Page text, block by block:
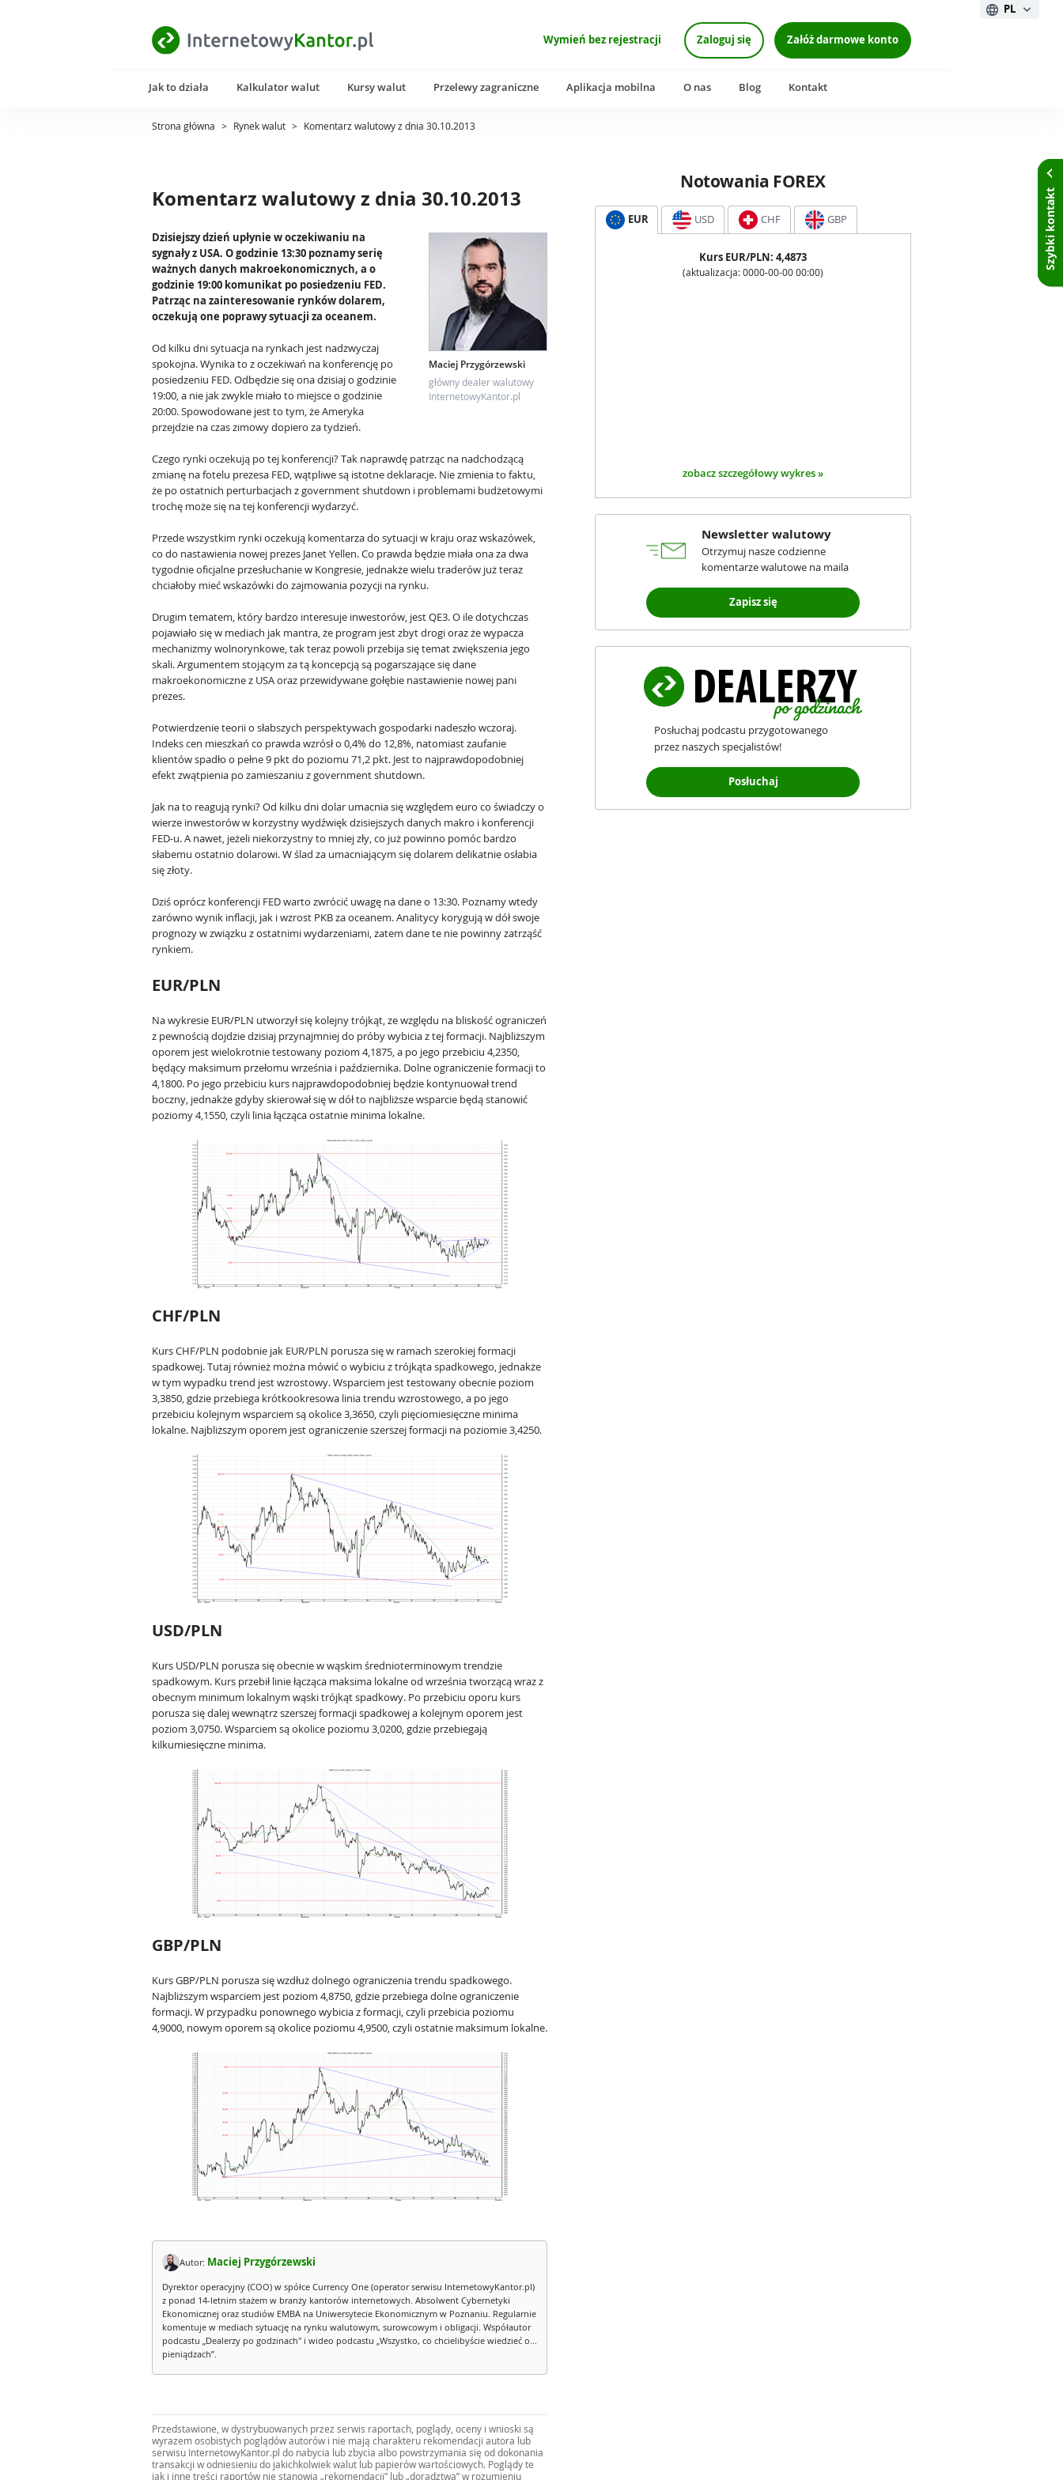
Wymień bez rejestracji Zaloguj się Załóż darmowe konto
PL
Jak to działa Kalkulator walut Kursy walut Przelewy zagraniczne Aplikacja mobilna O nas Blog Kontakt
Strona główna > Rynek walut > Komentarz walutowy z dnia 30.10.2013
Komentarz walutowy z dnia 30.10.2013
Maciej Przygórzewski
główny dealer walutowy
InternetowyKantor.pl
Dzisiejszy dzień upłynie w oczekiwaniu na
sygnały z USA. O godzinie 13:30 poznamy serię
ważnych danych makroekonomicznych, a o
godzinie 19:00 komunikat po posiedzeniu FED.
Patrząc na zainteresowanie rynków dolarem,
oczekują one poprawy sytuacji za oceanem.
Od kilku dni sytuacja na rynkach jest nadzwyczaj
spokojna. Wynika to z oczekiwań na konferencję po
posiedzeniu FED. Odbędzie się ona dzisiaj o godzinie
19:00, a nie jak zwykle miało to miejsce o godzinie
20:00. Spowodowane jest to tym, że Ameryka
przejdzie na czas zimowy dopiero za tydzień.
Czego rynki oczekują po tej konferencji? Tak naprawdę patrząc na nadchodzącą
zmianę na fotelu prezesa FED, wątpliwe są istotne deklaracje. Nie zmienia to faktu,
że po ostatnich perturbacjach z government shutdown i problemami budżetowymi
trochę może się na tej konferencji wydarzyć.
Przede wszystkim rynki oczekują komentarza do sytuacji w kraju oraz wskazówek,
co do nastawienia nowej prezes Janet Yellen. Co prawda będzie miała ona za dwa
tygodnie oficjalne przesłuchanie w Kongresie, jednakże wielu traderów już teraz
chciałoby mieć wskazówki do zajmowania pozycji na rynku.
Drugim tematem, który bardzo interesuje inwestorów, jest QE3. O ile dotychczas
pojawiało się w mediach jak mantra, że program jest zbyt drogi oraz że wypacza
mechanizmy wolnorynkowe, tak teraz powoli przebija się temat zwiększenia jego
skali. Argumentem stojącym za tą koncepcją są pogarszające się dane
makroekonomiczne z USA oraz przewidywane gołębie nastawienie nowej pani
prezes.
Potwierdzenie teorii o słabszych perspektywach gospodarki nadeszło wczoraj.
Indeks cen mieszkań co prawda wzrósł o 0,4% do 12,8%, natomiast zaufanie
klientów spadło o pełne 9 pkt do poziomu 71,2 pkt. Jest to najprawdopodobniej
efekt zwątpienia po zamieszaniu z government shutdown.
Jak na to reagują rynki? Od kilku dni dolar umacnia się względem euro co świadczy o
wierze inwestorów w korzystny wydźwięk dzisiejszych danych makro i konferencji
FED-u. A nawet, jeżeli niekorzystny to mniej zły, co już powinno pomóc bardzo
słabemu ostatnio dolarowi. W ślad za umacniającym się dolarem delikatnie osłabia
się złoty.
Dziś oprócz konferencji FED warto zwrócić uwagę na dane o 13:30. Poznamy wtedy
zarówno wynik inflacji, jak i wzrost PKB za oceanem. Analitycy korygują w dół swoje
prognozy w związku z ostatnimi wydarzeniami, zatem dane te nie powinny zatrząść
rynkiem.
EUR/PLN
Na wykresie EUR/PLN utworzył się kolejny trójkąt, ze względu na bliskość ograniczeń
z pewnością dojdzie dzisiaj przynajmniej do próby wybicia z tej formacji. Najbliższym
oporem jest wielokrotnie testowany poziom 4,1875, a po jego przebiciu 4,2350,
będący maksimum przełomu września i października. Dolne ograniczenie formacji to
4,1800. Po jego przebiciu kurs najprawdopodobniej będzie kontynuował trend
boczny, jednakże gdyby skierował się w dół to najbliższe wsparcie będą stanowić
poziomy 4,1550, czyli linia łącząca ostatnie minima lokalne.
CHF/PLN
Kurs CHF/PLN podobnie jak EUR/PLN porusza się w ramach szerokiej formacji
spadkowej. Tutaj również można mówić o wybiciu z trójkąta spadkowego, jednakże
w tym wypadku trend jest wzrostowy. Wsparciem jest testowany obecnie poziom
3,3850, gdzie przebiega krótkookresowa linia trendu wzrostowego, a po jego
przebiciu kolejnym wsparciem są okolice 3,3650, czyli pięciomiesięczne minima
lokalne. Najbliższym oporem jest ograniczenie szerszej formacji na poziomie 3,4250.
USD/PLN
Kurs USD/PLN porusza się obecnie w wąskim średnioterminowym trendzie
spadkowym. Kurs przebił linie łącząca maksima lokalne od września tworzącą wraz z
obecnym minimum lokalnym wąski trójkąt spadkowy. Po przebiciu oporu kurs
porusza się dalej wewnątrz szerszej formacji spadkowej a kolejnym oporem jest
poziom 3,0750. Wsparciem są okolice poziomu 3,0200, gdzie przebiegają
kilkumiesięczne minima.
GBP/PLN
Kurs GBP/PLN porusza się wzdłuż dolnego ograniczenia trendu spadkowego.
Najbliższym wsparciem jest poziom 4,8750, gdzie przebiega dolne ograniczenie
formacji. W przypadku ponownego wybicia z formacji, czyli przebicia poziomu
4,9000, nowym oporem są okolice poziomu 4,9500, czyli ostatnie maksimum lokalne.
Autor: Maciej Przygórzewski
Dyrektor operacyjny (COO) w spółce Currency One (operator serwisu InternetowyKantor.pl)
z ponad 14-letnim stażem w branży kantorów internetowych. Absolwent Cybernetyki
Ekonomicznej oraz studiów EMBA na Uniwersytecie Ekonomicznym w Poznaniu. Regularnie
komentuje w mediach sytuację na rynku walutowym, surowcowym i obligacji. Współautor
podcastu „Dealerzy po godzinach" i wideo podcastu „Wszystko, co chcielibyście wiedzieć o...
pieniądzach”.
Przedstawione, w dystrybuowanych przez serwis raportach, poglądy, oceny i wnioski są
wyrazem osobistych poglądów autorów i nie mają charakteru rekomendacji autora lub
serwisu InternetowyKantor.pl do nabycia lub zbycia albo powstrzymania się od dokonania
transakcji w odniesieniu do jakichkolwiek walut lub papierów wartościowych. Poglądy te
jak i inne treści raportów nie stanowią „rekomendacji” lub „doradztwa” w rozumieniu
Notowania FOREX
EUR USD CHF GBP
Kurs EUR/PLN: 4,4873
(aktualizacja: 0000-00-00 00:00)
zobacz szczegółowy wykres »
Newsletter walutowy
Otrzymuj nasze codzienne
komentarze walutowe na maila
Zapisz się
Posłuchaj podcastu przygotowanego
przez naszych specjalistów!
Posłuchaj
Szybki kontakt